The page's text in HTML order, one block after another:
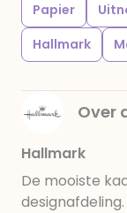
Papier
Hallmark
Over
Hallmark
De mooiste
designafdeling.